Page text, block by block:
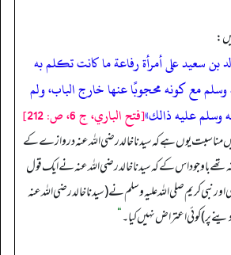
بن سعيد على أمرأة رفاعة ما كانت تكلم به
وسلم مع كونه محجوبًا عنها خارج الباب، ولم
وسلم عليه ذالك»[فتح الباري، ج 6، ص: 212]
مناسبت یوں ہے کہ سیدنا خالد رضی اللہ عنہ دروازے کے
باوجود اس کے کہ سیدنا خالد رضی اللہ عنہ نے ایک قول
کریم صلی اللہ علیہ وسلم نے (سیدنا خالد رضی اللہ عنہ
پر) کوئی اعتراض نہیں کیا۔“